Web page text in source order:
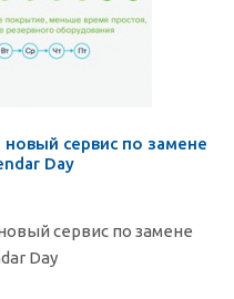
сервис по замене
Day
сервис по замене
Day